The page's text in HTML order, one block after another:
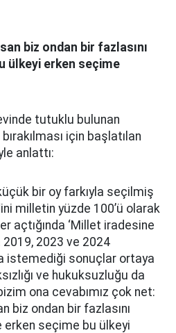
biz ondan bir fazlasını
ülkeyi erken seçime
tutuklu bulunan
için başlatılan
anlattı:
bir oy farkıyla seçilmiş
milletin yüzde 100’ü olarak
açtığında ‘Millet iradesine
2019, 2023 ve 2024
istemediği sonuçlar ortaya
ve hukuksuzluğu da
ona cevabımız çok net:
biz ondan bir fazlasını
erken seçime bu ülkeyi